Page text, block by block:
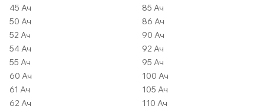
45 Ач
50 Ач
52 Ач
54 Ач
55 Ач
60 Ач
61 Ач
62 Ач
85 Ач
86 Ач
90 Ач
92 Ач
95 Ач
100 Ач
105 Ач
110 Ач